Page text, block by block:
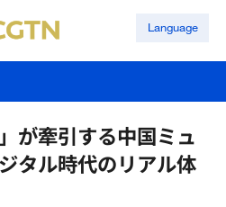
Language
が牽引する中国ミュ
タル時代のリアル体